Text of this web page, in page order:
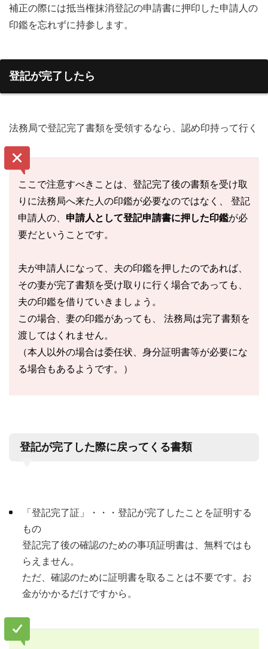
補正の際には抵当権抹消登記の申請書に押印した申請人の
印鑑を忘れずに持参します。
登記が完了したら
法務局で登記完了書類を受領するなら、認め印持って行く
ここで注意すべきことは、登記完了後の書類を受け取
りに法務局へ来た人の印鑑が必要なのではなく、 登記
申請人の、 申請人として登記申請書に押した印鑑が必
要だということです。
夫が申請人になって、夫の印鑑を押したのであれば、
その妻が完了書類を受け取りに行く場合であっても、
夫の印鑑を借りていきましょう。
この場合、妻の印鑑があっても、 法務局は完了書類を
渡してはくれません。
（本人以外の場合は委任状、身分証明書等が必要にな
る場合もあるようです。）
登記が完了した際に戻ってくる書類
「登記完了証」・・・登記が完了したことを証明する
もの
登記完了後の確認のための事項証明書は、無料ではも
らえません。
ただ、確認のために証明書を取ることは不要です。お
金がかかるだけですから。